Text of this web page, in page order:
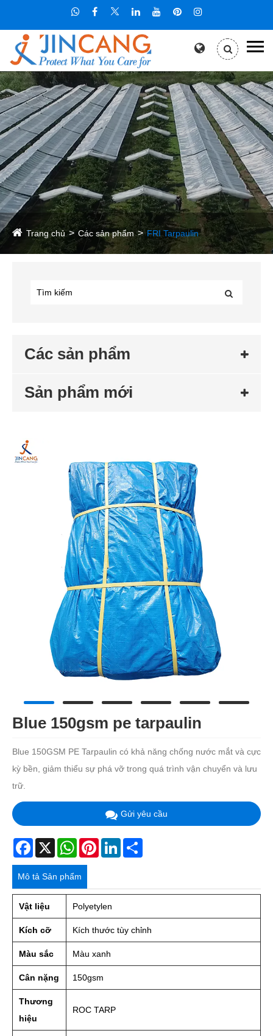
Trang chủ Các sản phẩm FRI Tarpaulin
Các sản phẩm
Sản phẩm mới
Blue 150gsm pe tarpaulin
Blue 150GSM PE Tarpaulin có khả năng chống nước mắt và cực
kỳ bền, giảm thiểu sự phá vỡ trong quá trình vận chuyển và lưu
trữ.
Gửi yêu cầu
Facebook
X WhatsAppPinterestLinkedIn
Mô tả Sản phẩm
Vật liệu Polyetylen
Kích cỡ Kích thước tùy chỉnh
Màu sắc Màu xanh
Cân nặng 150gsm
Thương
hiệu
ROC TARP